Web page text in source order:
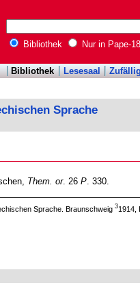
Bibliothek Nur in Pape-
Bibliothek Lesesaal
Sprache
Them. or. 26P. 330.
Sprache. Braunschweig31914,